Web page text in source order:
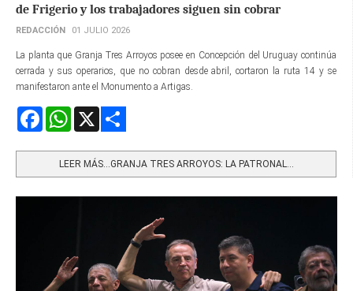
de Frigerio y los trabajadores siguen sin cobrar
REDACCIÓN 01 JULIO 2026
La planta que Granja Tres Arroyos posee en Concepción del Uruguay continúa
cerrada y sus operarios, que no cobran desde abril, cortaron la ruta 14 y se
manifestaron ante el Monumento a Artigas.
FacebookWhatsApp
LEER MÁS…GRANJA TRES ARROYOS: LA PATRONAL...